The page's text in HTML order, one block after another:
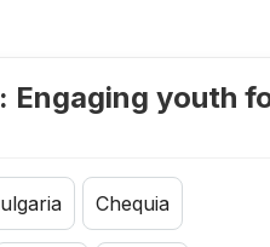
youth
Chequia